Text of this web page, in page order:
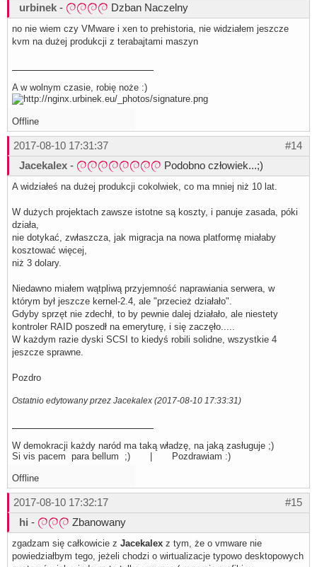
urbinek - Dzban Naczelny
no nie wiem czy VMware i xen to prehistoria, nie widziałem jeszcze
kvm na dużej produkcji z terabajtami maszyn
A w wolnym czasie, robię noże :)
Offline
#14
2017-08-10 17:31:37
Jacekalex - Podobno człowiek...;)
A widziałeś na dużej produkcji cokolwiek, co ma mniej niż 10 lat.
W dużych projektach zawsze istotne są koszty, i panuje zasada, póki
działa,
nie dotykać, zwłaszcza, jak migracja na nowa platformę miałaby
kosztować więcej,
niż 3 dolary.
Niedawno miałem wątpliwą przyjemność naprawiania serwera, w
którym był jeszcze kernel-2.4, ale "przecież działało".
Gdyby sprzęt nie zdechł, to by pewnie dalej działało, ale niestety
kontroler RAID poszedł na emeryturę, i się zaczęło.....
W każdym razie dyski SCSI to kiedyś robili solidne, wszystkie 4
jeszcze sprawne.
Pozdro
Ostatnio edytowany przez Jacekalex (2017-08-10 17:33:31)
W demokracji każdy naród ma taką władzę, na jaką zasługuje ;)
Si vis pacem para bellum ;) | Pozdrawiam :)
Offline
#15
2017-08-10 17:32:17
hi - Zbanowany
zgadzam się całkowicie z Jacekalex z tym, że o vmware nie
powiedziałbym tego, jeżeli chodzi o wirtualizacje typowo desktopowych